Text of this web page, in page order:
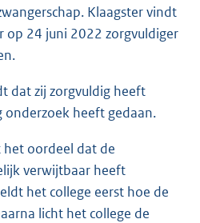
Klaagster vindt
op 24 juni 2022 zorgvuldiger
dat zij zorgvuldig heeft
onderzoek heeft gedaan.
oordeel dat de
verwijtbaar heeft
het college eerst hoe de
licht het college de